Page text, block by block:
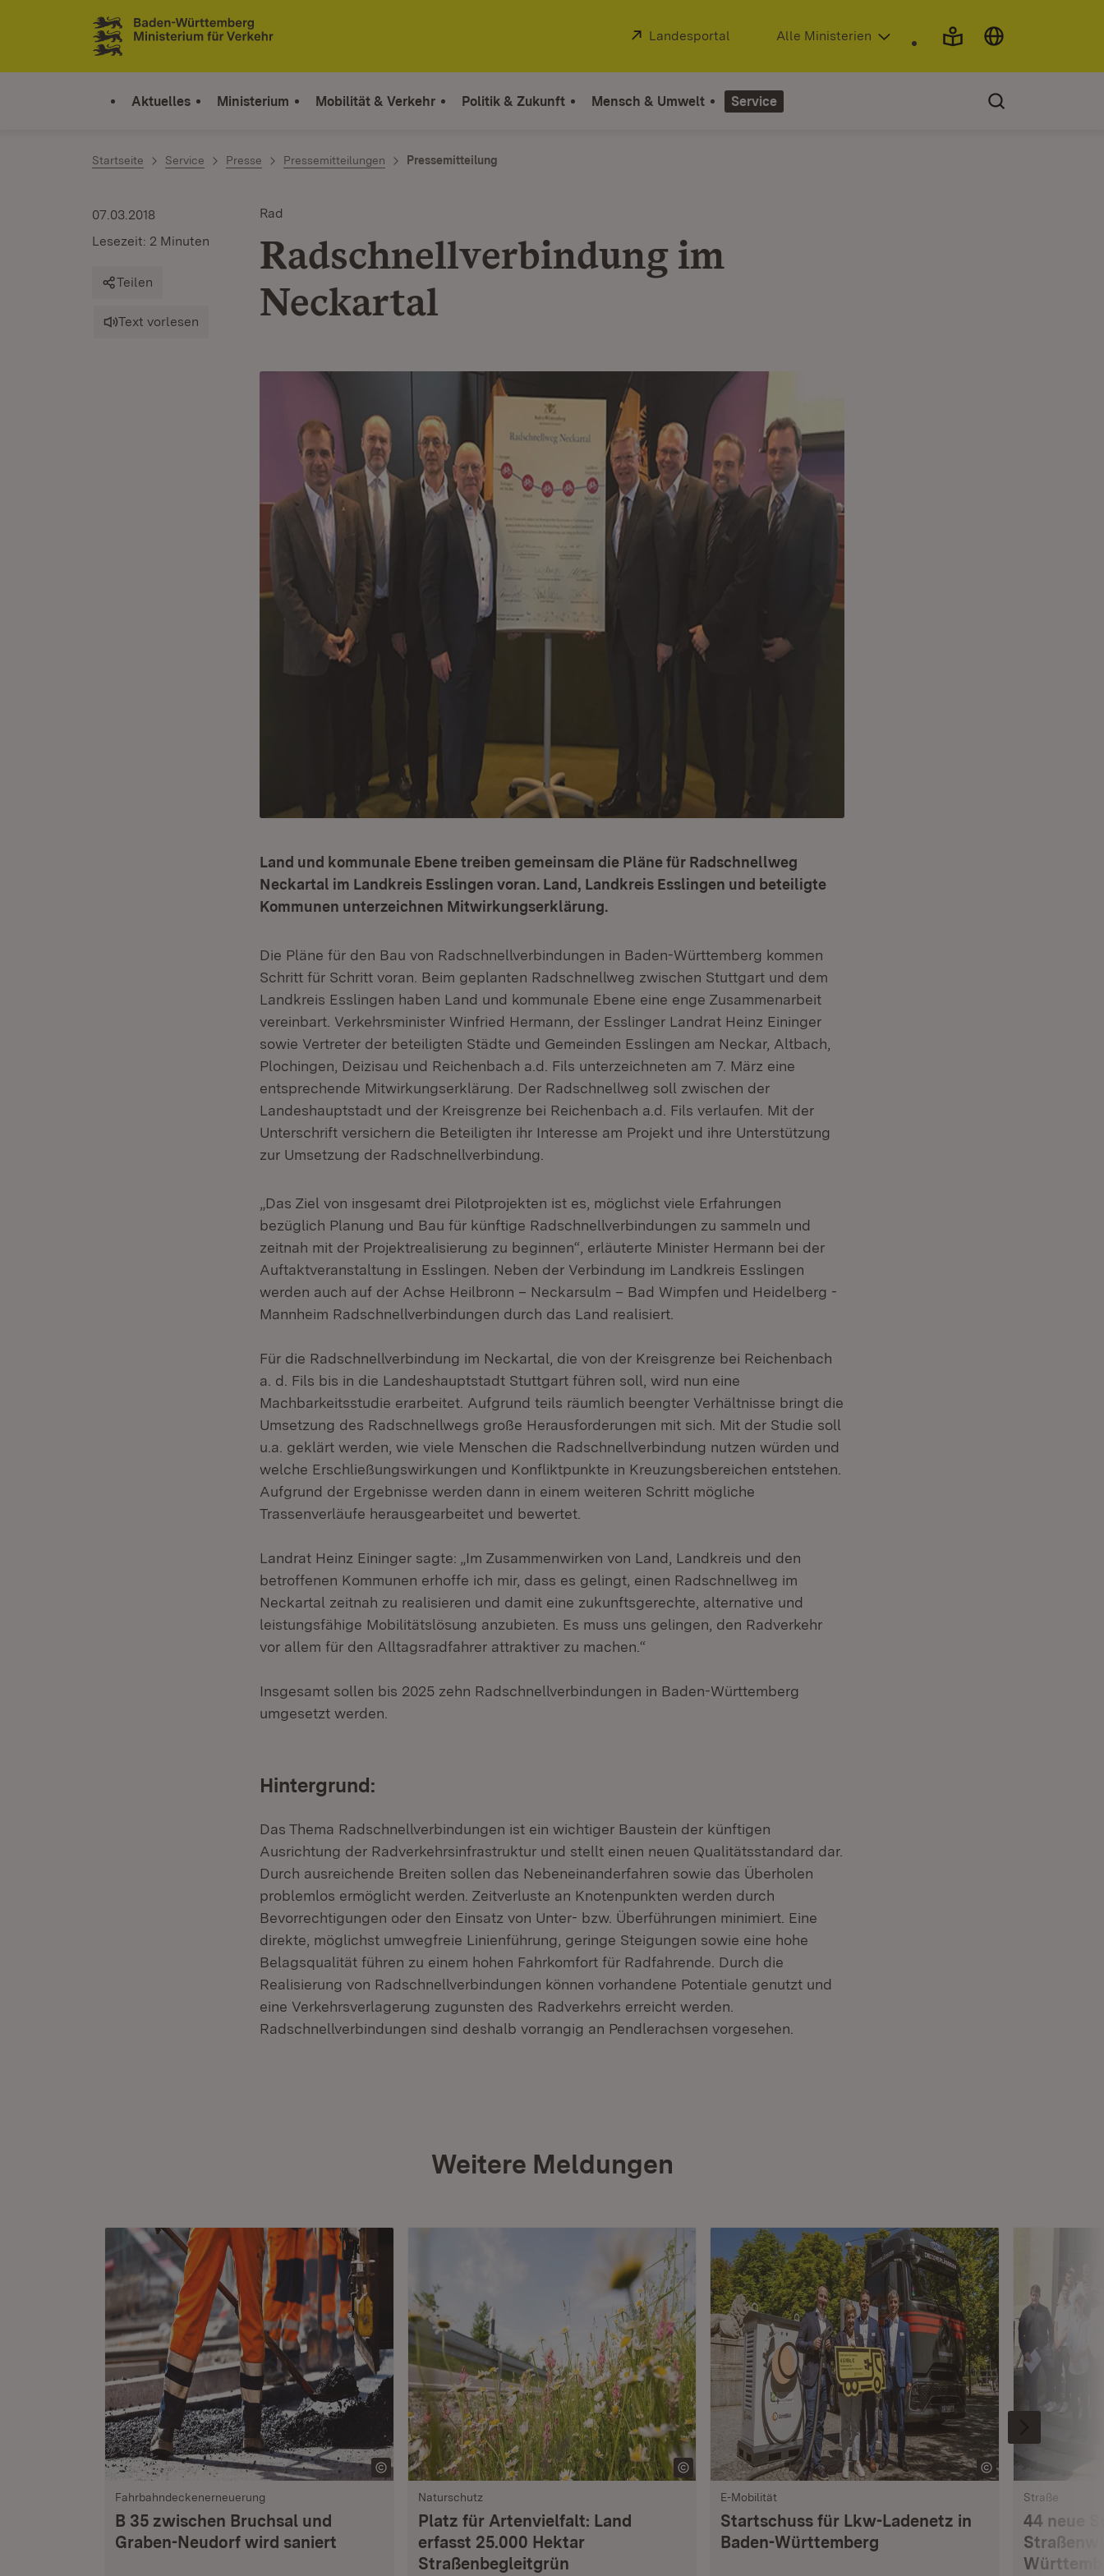
Zum Inhalt springen
Link zur Startseite
Extern:
Landesportal (Öffnet in neuem Fenster)
Alle Ministerien
Aktuelles Ministerium Mobilität & Verkehr Politik & Zukunft Mensch & Umwelt Service
Startseite Service Presse Pressemitteilungen Pressemitteilung
Rad
Radschnellverbindung im
Neckartal
07.03.2018
Lesezeit: 2 Minuten
Teilen
Text vorlesen
Land und kommunale Ebene treiben gemeinsam die Pläne für Radschnellweg
Neckartal im Landkreis Esslingen voran. Land, Landkreis Esslingen und beteiligte
Kommunen unterzeichnen Mitwirkungserklärung.
Die Pläne für den Bau von Radschnellverbindungen in Baden-Württemberg kommen
Schritt für Schritt voran. Beim geplanten Radschnellweg zwischen Stuttgart und dem
Landkreis Esslingen haben Land und kommunale Ebene eine enge Zusammenarbeit
vereinbart. Verkehrsminister Winfried Hermann, der Esslinger Landrat Heinz Eininger
sowie Vertreter der beteiligten Städte und Gemeinden Esslingen am Neckar, Altbach,
Plochingen, Deizisau und Reichenbach a.d. Fils unterzeichneten am 7. März eine
entsprechende Mitwirkungserklärung. Der Radschnellweg soll zwischen der
Landeshauptstadt und der Kreisgrenze bei Reichenbach a.d. Fils verlaufen. Mit der
Unterschrift versichern die Beteiligten ihr Interesse am Projekt und ihre Unterstützung
zur Umsetzung der Radschnellverbindung.
„Das Ziel von insgesamt drei Pilotprojekten ist es, möglichst viele Erfahrungen
bezüglich Planung und Bau für künftige Radschnellverbindungen zu sammeln und
zeitnah mit der Projektrealisierung zu beginnen“, erläuterte Minister Hermann bei der
Auftaktveranstaltung in Esslingen. Neben der Verbindung im Landkreis Esslingen
werden auch auf der Achse Heilbronn – Neckarsulm – Bad Wimpfen und Heidelberg -
Mannheim Radschnellverbindungen durch das Land realisiert.
Für die Radschnellverbindung im Neckartal, die von der Kreisgrenze bei Reichenbach
a. d. Fils bis in die Landeshauptstadt Stuttgart führen soll, wird nun eine
Machbarkeitsstudie erarbeitet. Aufgrund teils räumlich beengter Verhältnisse bringt die
Umsetzung des Radschnellwegs große Herausforderungen mit sich. Mit der Studie soll
u.a. geklärt werden, wie viele Menschen die Radschnellverbindung nutzen würden und
welche Erschließungswirkungen und Konfliktpunkte in Kreuzungsbereichen entstehen.
Aufgrund der Ergebnisse werden dann in einem weiteren Schritt mögliche
Trassenverläufe herausgearbeitet und bewertet.
Landrat Heinz Eininger sagte: „Im Zusammenwirken von Land, Landkreis und den
betroffenen Kommunen erhoffe ich mir, dass es gelingt, einen Radschnellweg im
Neckartal zeitnah zu realisieren und damit eine zukunftsgerechte, alternative und
leistungsfähige Mobilitätslösung anzubieten. Es muss uns gelingen, den Radverkehr
vor allem für den Alltagsradfahrer attraktiver zu machen.“
Insgesamt sollen bis 2025 zehn Radschnellverbindungen in Baden-Württemberg
umgesetzt werden.
Hintergrund:
Das Thema Radschnellverbindungen ist ein wichtiger Baustein der künftigen
Ausrichtung der Radverkehrsinfrastruktur und stellt einen neuen Qualitätsstandard dar.
Durch ausreichende Breiten sollen das Nebeneinanderfahren sowie das Überholen
problemlos ermöglicht werden. Zeitverluste an Knotenpunkten werden durch
Bevorrechtigungen oder den Einsatz von Unter- bzw. Überführungen minimiert. Eine
direkte, möglichst umwegfreie Linienführung, geringe Steigungen sowie eine hohe
Belagsqualität führen zu einem hohen Fahrkomfort für Radfahrende. Durch die
Realisierung von Radschnellverbindungen können vorhandene Potentiale genutzt und
eine Verkehrsverlagerung zugunsten des Radverkehrs erreicht werden.
Radschnellverbindungen sind deshalb vorrangig an Pendlerachsen vorgesehen.
Weitere Meldungen
Fahrbahndeckenerneuerung
B 35 zwischen Bruchsal und
Graben-Neudorf wird saniert
Naturschutz
Platz für Artenvielfalt: Land
erfasst 25.000 Hektar
Straßenbegleitgrün
E-Mobilität
Startschuss für Lkw-Ladenetz in
Baden-Württemberg
Straße
44 neue